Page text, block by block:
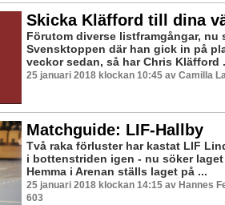
Skicka Kläfford till dina
Förutom diverse listframgångar, nu
Svensktoppen där han gick in på
veckor sedan, så har Chris Kläfford
25 januari 2018 klockan 10:45 av Camilla
Matchguide: LIF-Hallby
Två raka förluster har kastat LIF
i bottenstriden igen - nu söker
Hemma i Arenan ställs laget på ...
25 januari 2018 klockan 14:15 av Hannes
603